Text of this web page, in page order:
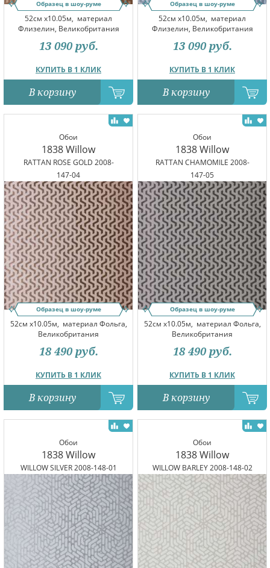
Образец в шоу-руме
52см x10.05м, материал
Флизелин, Великобритания
КУПИТЬ В 1 КЛИК
13 090 руб.
В корзину
Образец в шоу-руме
52см x10.05м, материал
Флизелин, Великобритания
КУПИТЬ В 1 КЛИК
13 090 руб.
В корзину
Обои
1838 Willow
RATTAN ROSE GOLD 2008-
147-04
Образец в шоу-руме
52см x10.05м, материал Фольга,
Великобритания
КУПИТЬ В 1 КЛИК
18 490 руб.
В корзину
Обои
1838 Willow
RATTAN CHAMOMILE 2008-
147-05
Образец в шоу-руме
52см x10.05м, материал Фольга,
Великобритания
КУПИТЬ В 1 КЛИК
18 490 руб.
В корзину
Обои
1838 Willow
WILLOW SILVER 2008-148-01
Обои
1838 Willow
WILLOW BARLEY 2008-148-02